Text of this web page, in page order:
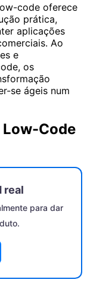
code oferece
prática,
aplicações
Ao
e
os
se ágeis num
Code
real
para dar